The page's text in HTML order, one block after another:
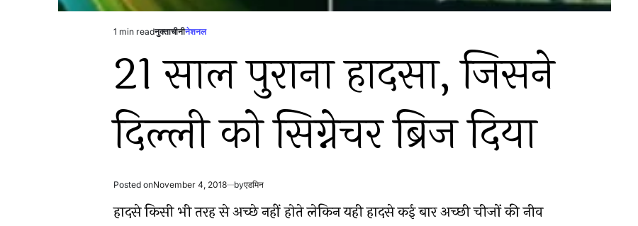
Estimated
time
1 min readPosted
नुक्ताचीनीनेशनल
21 साल पुराना हादसा, जिसने
दिल्ली को सिग्नेचर ब्रिज दिया
Posted onNovember 4, 2018 byएडमिन
हादसे किसी भी तरह से अच्छे नहीं होते लेकिन यही हादसे कई बार अच्छी चीजों की नीव